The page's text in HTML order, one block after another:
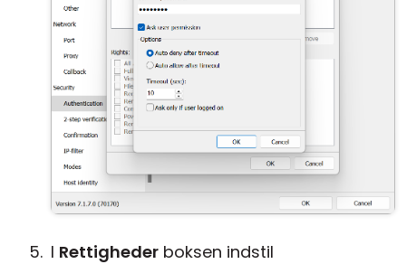
I Rettigheder boksen indstil